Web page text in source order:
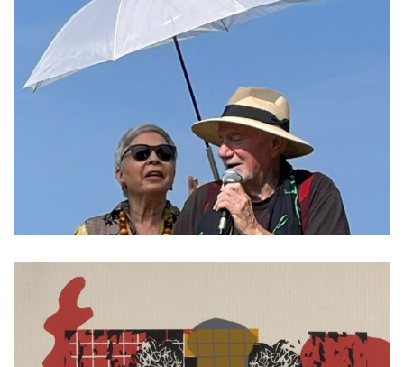
זְמָן שֶמֶש
קרא עוד ←